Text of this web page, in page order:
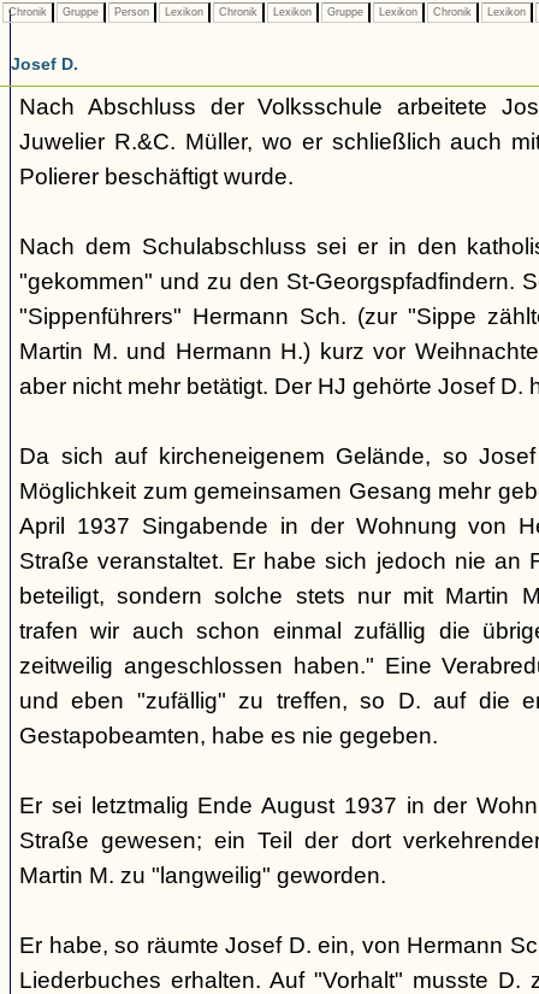
Chronik Gruppe Person Lexikon Chronik Lexikon Gruppe Lexikon Chronik Lexikon
Josef D.
Nach Abschluss der Volksschule arbeitete
Juwelier R.&C. Müller, wo er schließlich auch
Polierer beschäftigt wurde.
Nach dem Schulabschluss sei er in den
"gekommen" und zu den St-Georgspfadfindern.
"Sippenführers" Hermann Sch. (zur "Sippe
Martin M. und Hermann H.) kurz vor
aber nicht mehr betätigt. Der HJ gehörte Josef D.
Da sich auf kircheneigenem Gelände, so
Möglichkeit zum gemeinsamen Gesang mehr
April 1937 Singabende in der Wohnung von
Straße veranstaltet. Er habe sich jedoch nie an
beteiligt, sondern solche stets nur mit Martin
trafen wir auch schon einmal zufällig die
zeitweilig angeschlossen haben." Eine
und eben "zufällig" zu treffen, so D. auf die
Gestapobeamten, habe es nie gegeben.
Er sei letztmalig Ende August 1937 in der
Straße gewesen; ein Teil der dort
Martin M. zu "langweilig" geworden.
Er habe, so räumte Josef D. ein, von Hermann
Liederbuches erhalten. Auf "Vorhalt" musste D.